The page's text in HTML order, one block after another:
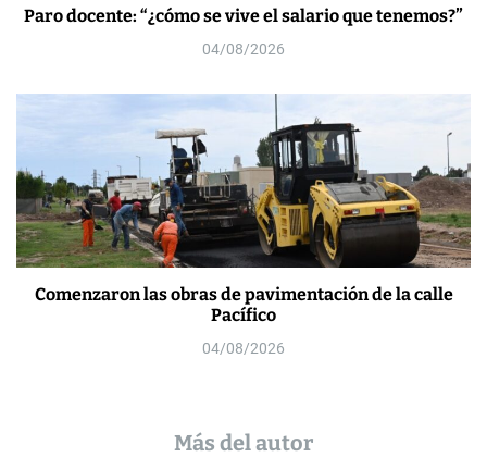
Paro docente: “¿cómo se vive el salario que tenemos?”
04/08/2026
Comenzaron las obras de pavimentación de la calle
Pacífico
04/08/2026
Más del autor